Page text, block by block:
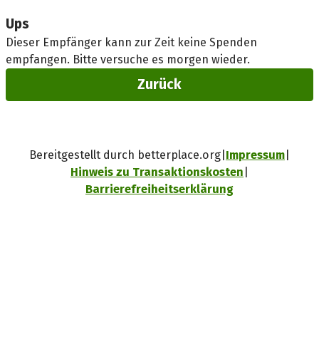
Ups
Dieser Empfänger kann zur Zeit keine Spenden
empfangen. Bitte versuche es morgen wieder.
Zurück
Bereitgestellt durch betterplace.org Impressum
Hinweis zu Transaktionskosten
Barrierefreiheitserklärung